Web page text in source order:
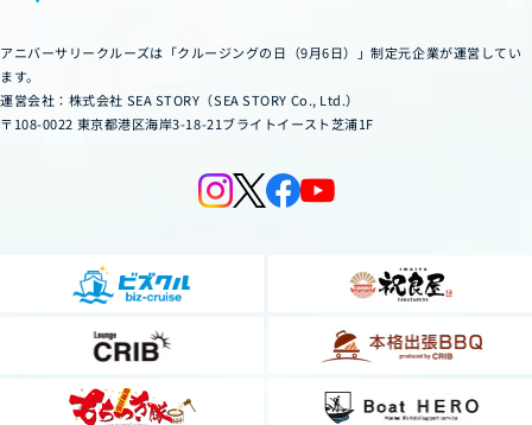
アニバーサリークルーズは「クルージングの日（9月6日）」制定元企業が運営してい
ます。
運営会社：株式会社 SEA STORY（SEA STORY Co., Ltd.）
〒108-0022 東京都港区海岸3-18-21ブライトイースト芝浦1F